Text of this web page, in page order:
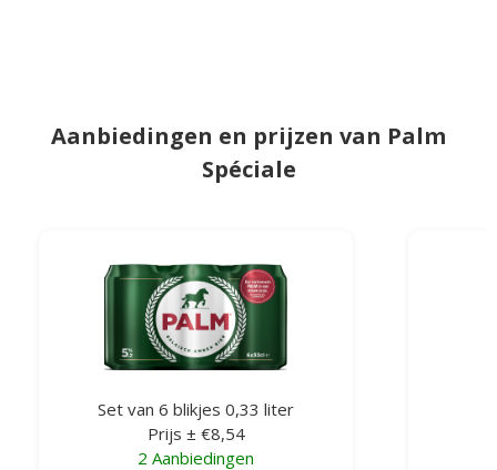
Aanbiedingen en prijzen van Palm
Spéciale
Set van 6 blikjes 0,33 liter
Prijs ± €8,54
2 Aanbiedingen